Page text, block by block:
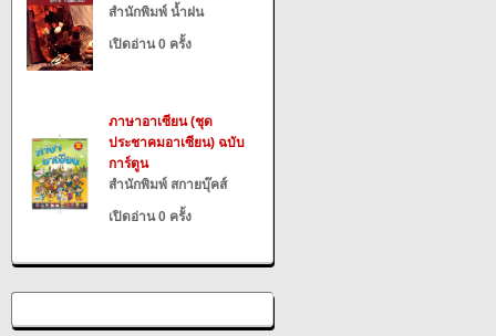
สำนักพิมพ์ น้ำฝน
เปิดอ่าน 0 ครั้ง
ภาษาอาเซียน (ชุด
ประชาคมอาเซียน) ฉบับ
การ์ตูน
สำนักพิมพ์ สกายบุ๊คส์
เปิดอ่าน 0 ครั้ง